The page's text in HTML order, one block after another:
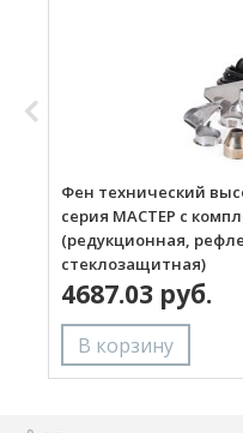
Фен технический
серия МАСТЕР с
(редукционная,
стеклозащитная)
4687.03 руб.